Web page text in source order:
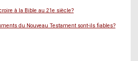
à la Bible au 21e siècle?
du Nouveau Testament sont-ils fiables?